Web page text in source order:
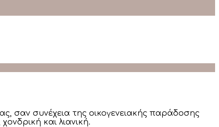
σαν συνέχεια της οικογενειακής παράδοσης
και λιανική.